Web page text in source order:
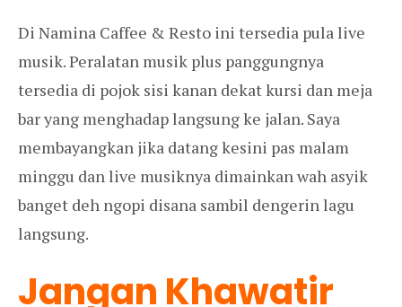
Di Namina Caffee & Resto ini tersedia pula live
musik. Peralatan musik plus panggungnya
tersedia di pojok sisi kanan dekat kursi dan meja
bar yang menghadap langsung ke jalan. Saya
membayangkan jika datang kesini pas malam
minggu dan live musiknya dimainkan wah asyik
banget deh ngopi disana sambil dengerin lagu
langsung.
Jangan Khawatir